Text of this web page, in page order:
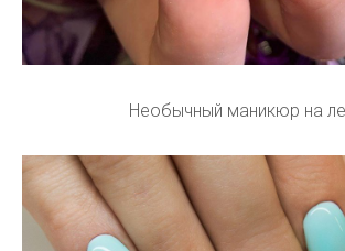
Необычный маникюр на